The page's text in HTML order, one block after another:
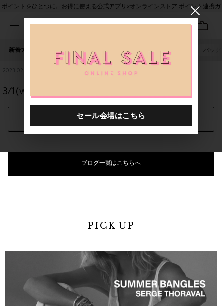
ポイントをひとつに。お得に使える公式アプリ×オンラインストア ポイント連携ガ
新着アイテム 人気ワード セール 40th限定 バッグ
2023.02.22
3/1(wed)-3/31(fri) wakusei
シェアする
ブログ一覧はこちらへ
PICK UP